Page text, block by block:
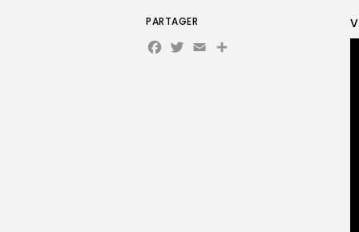
PARTAGER
Facebook
Twitter
Email